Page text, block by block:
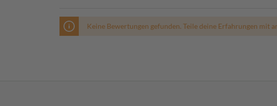
Keine Bewertungen gefunden. Teile deine Erfahrungen mit